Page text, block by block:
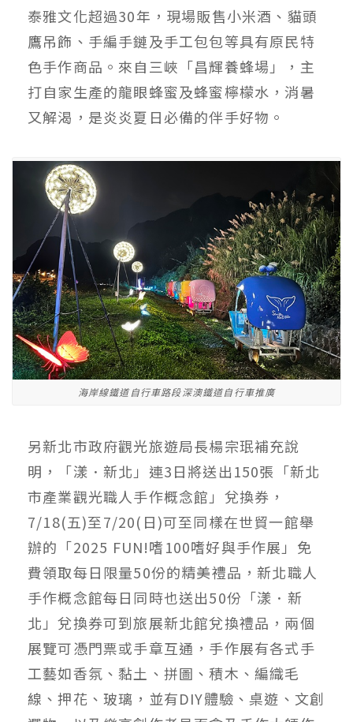
泰雅文化超過30年，現場販售小米酒、貓頭
鷹吊飾、手編手鏈及手工包包等具有原民特
色手作商品。來自三峽「昌輝養蜂場」，主
打自家生產的龍眼蜂蜜及蜂蜜檸檬水，消暑
又解渴，是炎炎夏日必備的伴手好物。
海岸線鐵道自行車路段深澳鐵道自行車推廣
另新北市政府觀光旅遊局長楊宗珉補充說
明，「漾．新北」連3日將送出150張「新北
市產業觀光職人手作概念館」兌換券，
7/18(五)至7/20(日)可至同樣在世貿一館舉
辦的「2025 FUN!嗜100嗜好與手作展」免
費領取每日限量50份的精美禮品，新北職人
手作概念館每日同時也送出50份「漾．新
北」兌換券可到旅展新北館兌換禮品，兩個
展覽可憑門票或手章互通，手作展有各式手
工藝如香氛、黏土、拼圖、積木、編織毛
線、押花、玻璃，並有DIY體驗、桌遊、文創